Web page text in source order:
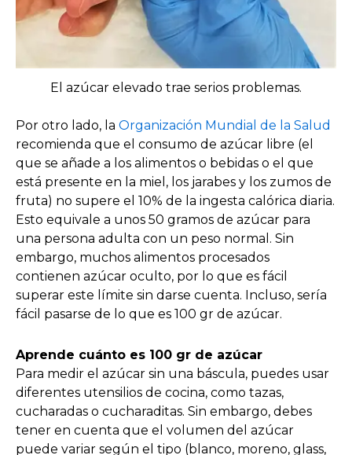
El azúcar elevado trae serios problemas.
Por otro lado, la Organización Mundial de la Salud
recomienda que el consumo de azúcar libre (el
que se añade a los alimentos o bebidas o el que
está presente en la miel, los jarabes y los zumos de
fruta) no supere el 10% de la ingesta calórica diaria.
Esto equivale a unos 50 gramos de azúcar para
una persona adulta con un peso normal. Sin
embargo, muchos alimentos procesados
contienen azúcar oculto, por lo que es fácil
superar este límite sin darse cuenta. Incluso, sería
fácil pasarse de lo que es 100 gr de azúcar.
Aprende cuánto es 100 gr de azúcar
Para medir el azúcar sin una báscula, puedes usar
diferentes utensilios de cocina, como tazas,
cucharadas o cucharaditas. Sin embargo, debes
tener en cuenta que el volumen del azúcar
puede variar según el tipo (blanco, moreno, glass,